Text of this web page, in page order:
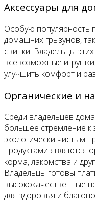
Аксессуары для
Особую популярность
домашних грызунов,
свинки. Владельцы
всевозможные
улучшить комфорт и
Органические и
Среди владельцев
большее стремление к
экологически чистым
продуктами являются
корма, лакомства и
Владельцы готовы
высококачественные
для здоровья и